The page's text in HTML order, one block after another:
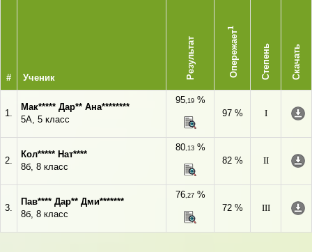
# Ученик Результат Опережает
1
Степень Скачать
1.
Мак***** Дар** Ана********
5A, 5 класс
95,19%
97 %
I
2.
Кол***** Нат****
8б, 8 класс
80,13%
82 %
II
3.
Пав**** Дар** Дми*******
8б, 8 класс
76,27%
72 %
III